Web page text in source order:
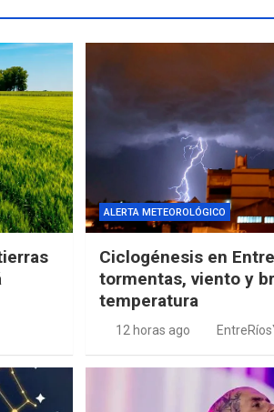
ALERTA METEOROLÓGICO
Ciclogénesis en
tormentas, viento y
temperatura
12 horas ago